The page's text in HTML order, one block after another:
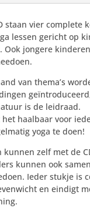
staan vier complete
lessen gericht op
Ook jongere
van thema’s
is de leidraad.
het haalbaar voor
yoga te doen!
kunnen zelf met de
kunnen ook
Ieder stukje is
en eindigt